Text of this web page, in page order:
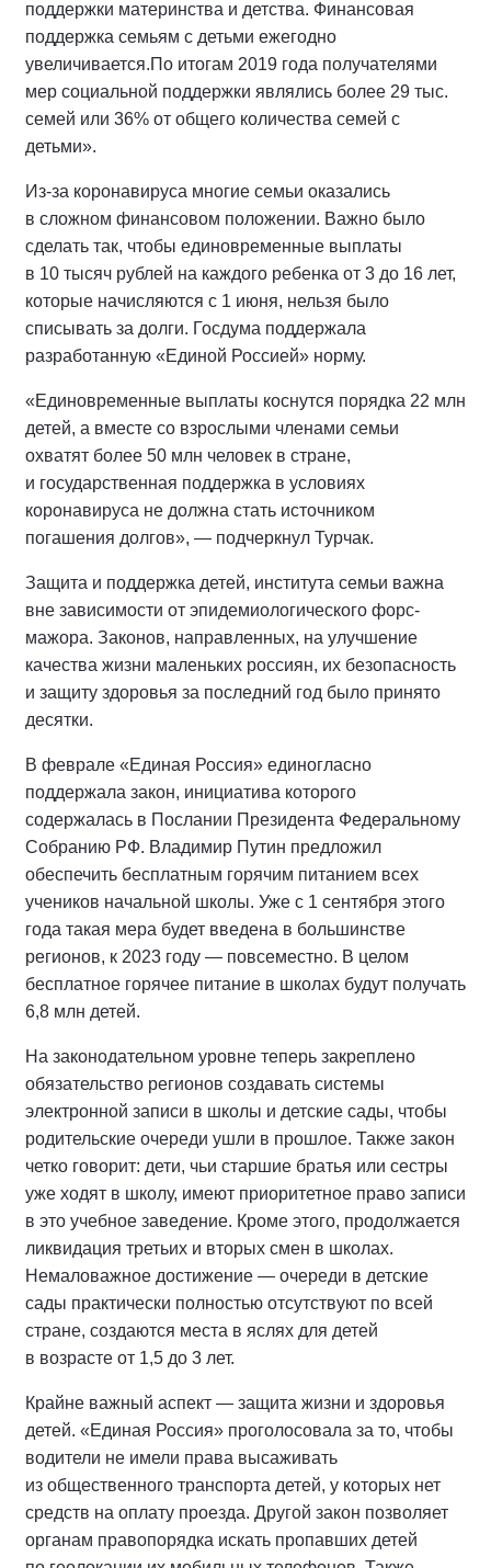
поддержки материнства и детства. Финансовая
поддержка семьям с детьми ежегодно
увеличивается.По итогам 2019 года получателями
мер социальной поддержки являлись более 29 тыс.
семей или 36% от общего количества семей с
детьми».
Из-за коронавируса многие семьи оказались
в сложном финансовом положении. Важно было
сделать так, чтобы единовременные выплаты
в 10 тысяч рублей на каждого ребенка от 3 до 16 лет,
которые начисляются с 1 июня, нельзя было
списывать за долги. Госдума поддержала
разработанную «Единой Россией» норму.
«Единовременные выплаты коснутся порядка 22 млн
детей, а вместе со взрослыми членами семьи
охватят более 50 млн человек в стране,
и государственная поддержка в условиях
коронавируса не должна стать источником
погашения долгов», — подчеркнул Турчак.
Защита и поддержка детей, института семьи важна
вне зависимости от эпидемиологического форс-
мажора. Законов, направленных, на улучшение
качества жизни маленьких россиян, их безопасность
и защиту здоровья за последний год было принято
десятки.
В феврале «Единая Россия» единогласно
поддержала закон, инициатива которого
содержалась в Послании Президента Федеральному
Собранию РФ. Владимир Путин предложил
обеспечить бесплатным горячим питанием всех
учеников начальной школы. Уже с 1 сентября этого
года такая мера будет введена в большинстве
регионов, к 2023 году — повсеместно. В целом
бесплатное горячее питание в школах будут получать
6,8 млн детей.
На законодательном уровне теперь закреплено
обязательство регионов создавать системы
электронной записи в школы и детские сады, чтобы
родительские очереди ушли в прошлое. Также закон
четко говорит: дети, чьи старшие братья или сестры
уже ходят в школу, имеют приоритетное право записи
в это учебное заведение. Кроме этого, продолжается
ликвидация третьих и вторых смен в школах.
Немаловажное достижение — очереди в детские
сады практически полностью отсутствуют по всей
стране, создаются места в яслях для детей
в возрасте от 1,5 до 3 лет.
Крайне важный аспект — защита жизни и здоровья
детей. «Единая Россия» проголосовала за то, чтобы
водители не имели права высаживать
из общественного транспорта детей, у которых нет
средств на оплату проезда. Другой закон позволяет
органам правопорядка искать пропавших детей